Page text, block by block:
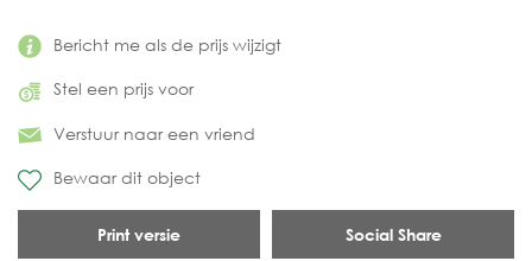
Bericht me als de prijs wijzigt
Stel een prijs voor
Verstuur naar een vriend
Bewaar dit object
Print versie Social Share